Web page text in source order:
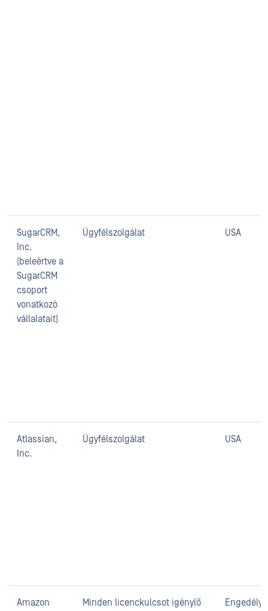
SugarCRM,
Inc.
(beleértve a
SugarCRM
csoport
vonatkozó
vállalatait)
Ügyfélszolgálat USA
Atlassian,
Inc.
Ügyfélszolgálat USA
Amazon
Minden licenckulcsot igénylő